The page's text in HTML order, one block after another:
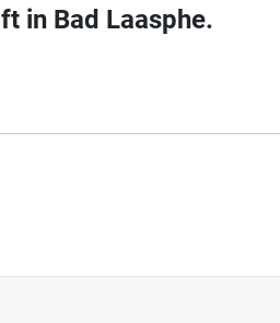
in Bad Laasphe.